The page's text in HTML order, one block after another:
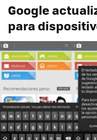
Google
para